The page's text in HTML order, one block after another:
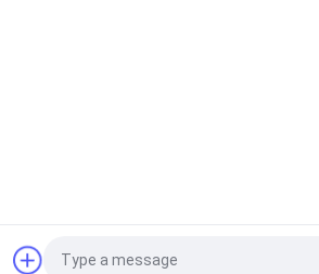
Quote request suatu